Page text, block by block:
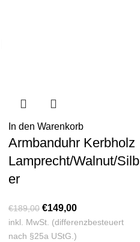
In den Warenkorb
Armbanduhr Kerbholz
Lamprecht/Walnut/Silb
er
€189,00 €149,00
inkl. MwSt. (differenzbesteuert
nach §25a UStG.)